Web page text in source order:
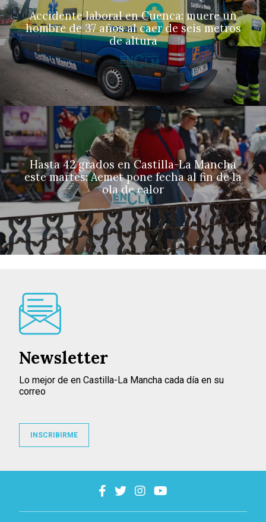
Accidente laboral en Cuenca: muere un
hombre de 37 años al caer de seis metros
de altura
Hasta 42 grados en Castilla-La Mancha
este martes: Aemet pone fecha al fin de la
ola de calor
Newsletter
Lo mejor de en Castilla-La Mancha cada día en su
correo
INSCRIBIRME